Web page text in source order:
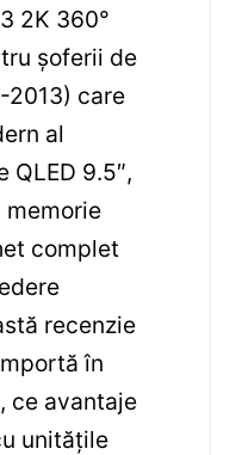
2K 360°
șoferii de
2013) care
al
QLED 9.5″,
complet
recenzie
în
ce avantaje
unitățile